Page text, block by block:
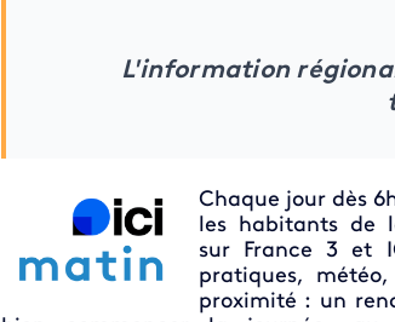
L'information
Chaque jour dès
les habitants de
sur France 3 et
pratiques,
proximité : un